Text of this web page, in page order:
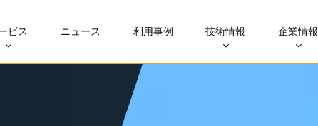
ビス ニュース 利用事例 技術情報 企業情報